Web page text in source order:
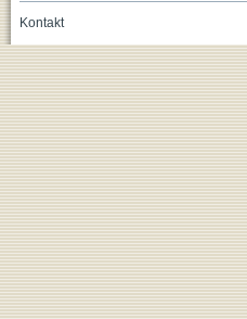
Kontakt